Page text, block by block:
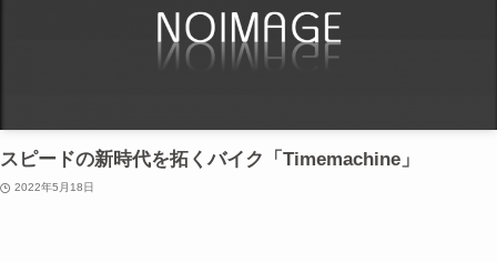
スピードの新時代を拓くバイク「Timemachine」
2022年5月18日